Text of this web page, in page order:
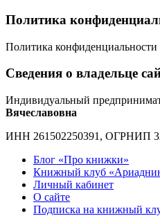
Политика
Политика конфиденциальности
Сведения о владельце
Индивидуальный
Вячеславовна
ИНН 261502250391, ОГРНИП
Блог «Про книжки»
Книжный клуб
Личный кабинет
О сайте
Подписка на книжный